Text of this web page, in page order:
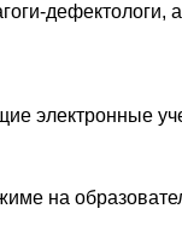
электронные
на